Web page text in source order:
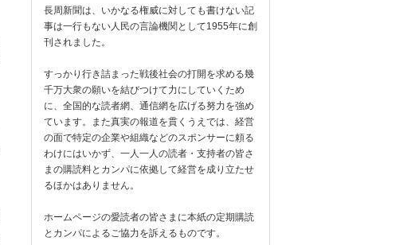
長周新聞は、いかなる権威に対しても書けない記
事は一行もない人民の言論機関として1955年に創
刊されました。
すっかり行き詰まった戦後社会の打開を求める幾
千万大衆の願いを結びつけて力にしていくため
に、全国的な読者網、通信網を広げる努力を強め
ています。また真実の報道を貫くうえでは、経営
の面で特定の企業や組織などのスポンサーに頼る
わけにはいかず、一人一人の読者・支持者の皆さ
まの購読料とカンパに依拠して経営を成り立たせ
るほかはありません。
ホームページの愛読者の皆さまに本紙の定期購読
とカンパによるご協力を訴えるものです。